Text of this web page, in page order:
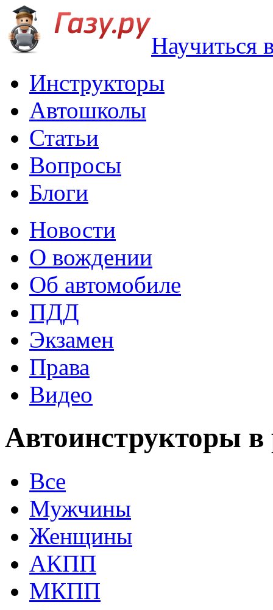
Научиться
Инструкторы
Автошколы
Статьи
Вопросы
Блоги
Новости
О вождении
Об автомобиле
ПДД
Экзамен
Права
Видео
Автоинструкторы
Все
Мужчины
Женщины
АКПП
МКПП